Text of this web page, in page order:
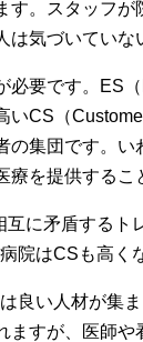
す。スタッフ
は気づいてい
必要です。ES
いCS（
の集団です。
療を提供するこ
に矛盾するト
院はCSも高く
良い人材が集
ますが、医師